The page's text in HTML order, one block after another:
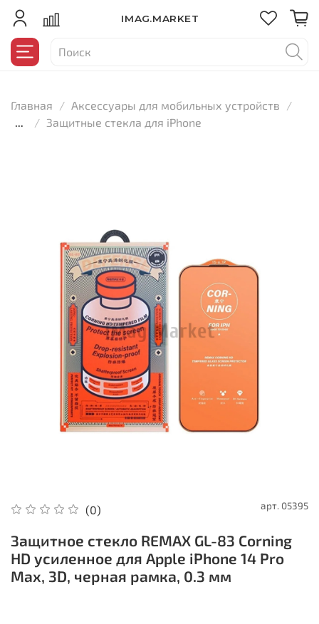
IMAG.MARKET
Главная
Аксессуары для мобильных устройств
...
Защитные стекла для iPhone
(0) арт. 05395
Защитное стекло REMAX GL-83 Corning
HD усиленное для Apple iPhone 14 Pro
Max, 3D, черная рамка, 0.3 мм